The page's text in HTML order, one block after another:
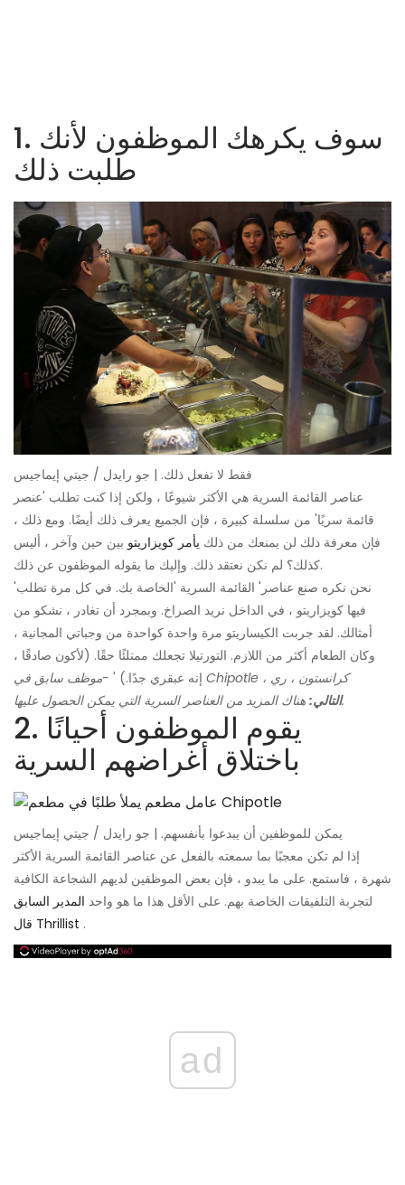
1. سوف يكرهك الموظفون لأنك
طلبت ذلك
فقط لا تفعل ذلك. | جو رايدل / جيتي إيماجيس
عناصر القائمة السرية هي الأكثر شيوعًا ، ولكن إذا كنت تطلب 'عنصر
قائمة سريًا' من سلسلة كبيرة ، فإن الجميع يعرف ذلك أيضًا. ومع ذلك ،
فإن معرفة ذلك لن يمنعك من ذلك يأمر كويزاريتو بين حين وآخر ، أليس
كذلك؟ لم نكن نعتقد ذلك. وإليك ما يقوله الموظفون عن ذلك.
'نحن نكره صنع عناصر' القائمة السرية 'الخاصة بك. في كل مرة تطلب
فيها كويزاريتو ، في الداخل نريد الصراخ. وبمجرد أن تغادر ، نشكو من
أمثالك. لقد جربت الكيساريتو مرة واحدة كواحدة من وجباتي المجانية ،
وكان الطعام أكثر من اللازم. التورتيلا تجعلك ممتلئًا حقًا. (لأكون صادقًا ،
إنه عبقري جدًا.) '
-موظف سابق في Chipotle ، كرانستون ، ري
التالي:هناك المزيد من العناصر السرية التي يمكن الحصول عليها.
2. يقوم الموظفون أحيانًا
باختلاق أغراضهم السرية
يمكن للموظفين أن يبدعوا بأنفسهم. | جو رايدل / جيتي إيماجيس
إذا لم تكن معجبًا بما سمعته بالفعل عن عناصر القائمة السرية الأكثر
شهرة ، فاستمع. على ما يبدو ، فإن بعض الموظفين لديهم الشجاعة الكافية
لتجربة التلفيقات الخاصة بهم. على الأقل هذا ما هو واحد المدير السابق
قال Thrillist .
ad